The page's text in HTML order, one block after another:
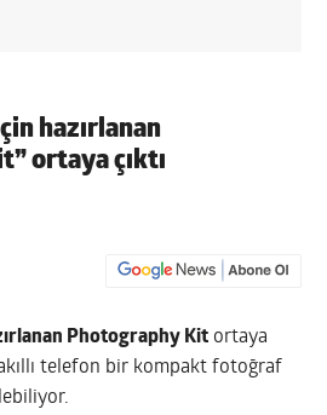
hazırlanan
ortaya çıktı
Photography Kit ortaya
telefon bir kompakt fotoğraf